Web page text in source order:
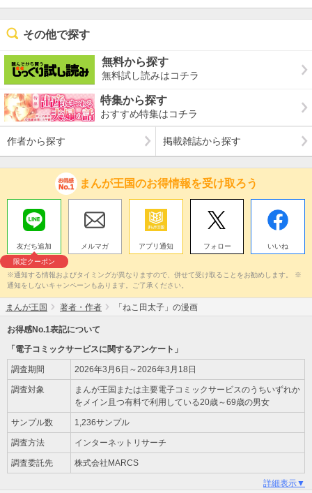
その他で探す
無料から探す
無料試し読みはコチラ
特集から探す
おすすめ特集はコチラ
作者から探す 掲載雑誌から探す
まんが王国のお得情報を受け取ろう
友だち追加
限定クーポン
メルマガ アプリ通知 フォロー いいね
※通知する情報およびタイミングが異なりますので、併せて受け取ることをお勧めします。 ※
通知をしないキャンペーンもあります。ご了承ください。
まんが王国 著者・作者 「ねこ田太子」の漫画
お得感No.1表記について
「電子コミックサービスに関するアンケート」
調査期間 2026年3月6日～2026年3月18日
調査対象
まんが王国または主要電子コミックサービスのうちいずれか
をメイン且つ有料で利用している20歳～69歳の男女
サンプル数 1,236サンプル
調査方法 インターネットリサーチ
調査委託先 株式会社MARCS
詳細表示▼